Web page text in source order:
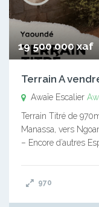
19 500 000 xaf
Terrain A
Awaïe Escalier
Terrain Titré de
Manassa, vers
– Encore d’autres
970